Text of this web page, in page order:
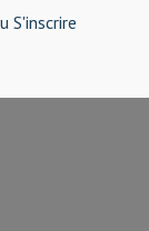
S'inscrire